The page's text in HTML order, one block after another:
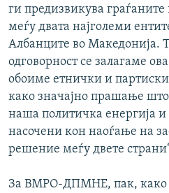
ги предизвикува граѓаните
меѓу двата најголеми
Албанците во Македонија.
одговорност се залагаме
обоиме етнички и
како значајно прашање
наша политичка енергија
насочени кон наоѓање на
решение меѓу двете
За ВМРО-ДПМНЕ, пак, како